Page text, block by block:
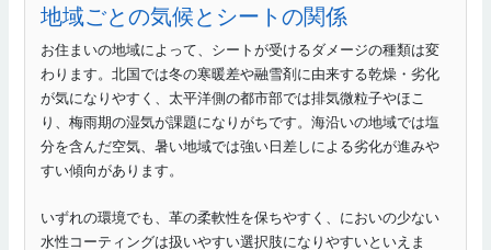
地域ごとの気候とシートの関係
お住まいの地域によって、シートが受けるダメージの種類は変
わります。北国では冬の寒暖差や融雪剤に由来する乾燥・劣化
が気になりやすく、太平洋側の都市部では排気微粒子やほこ
り、梅雨期の湿気が課題になりがちです。海沿いの地域では塩
分を含んだ空気、暑い地域では強い日差しによる劣化が進みや
すい傾向があります。
いずれの環境でも、革の柔軟性を保ちやすく、においの少ない
水性コーティングは扱いやすい選択肢になりやすいといえま